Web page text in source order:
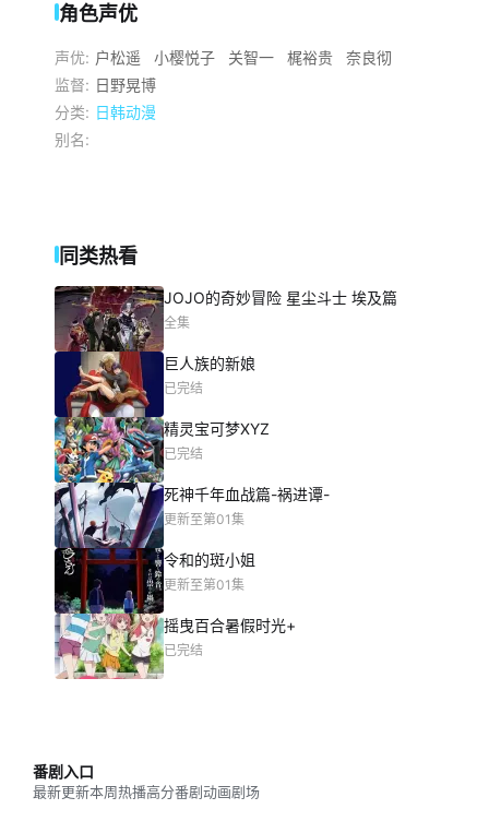
角色声优
声优: 户松遥 小樱悦子 关智一 梶裕贵
奈良彻
监督: 日野晃博
分类: 日韩动漫
别名:
同类热看
JOJO的奇妙冒险 星尘斗士 埃及篇
全集
巨人族的新娘
已完结
精灵宝可梦XYZ
已完结
死神千年血战篇-祸进谭-
更新至第01集
令和的斑小姐
更新至第01集
摇曳百合暑假时光+
已完结
番剧入口
最新更新本周热播高分番剧动画剧场